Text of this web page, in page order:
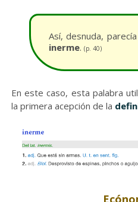
Así, desnuda,
inerme. (p. 40)
En este caso, esta palabra
la primera acepción de la